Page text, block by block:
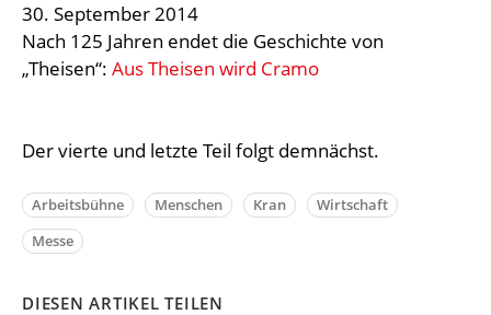
30. September 2014
Nach 125 Jahren endet die Geschichte von
„Theisen“: Aus Theisen wird Cramo
Der vierte und letzte Teil folgt demnächst.
Arbeitsbühne Menschen Kran
Wirtschaft
Messe
DIESEN ARTIKEL TEILEN